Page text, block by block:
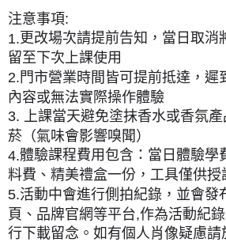
注意事項:
1.更改場次請提前告知， 當日取消
留至下次上課使用
2.門市營業時間皆可提前抵達 ，
內容或無法實際操作體驗
3.
上課當天避免塗抹香水或香氛
菸（氣味會影響嗅聞）
4.體驗課程費用包含：當日體驗學
料費、精美禮盒一份，工具僅供授
5.活動中會進行側拍紀錄，並會發
頁、品牌官網等平台,作為活動紀
行下載留念。如有個人肖像疑慮請